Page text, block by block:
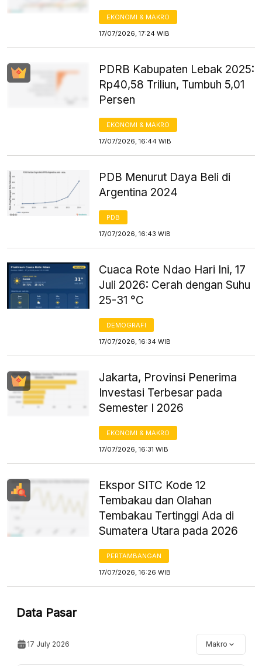
EKONOMI & MAKRO
17/07/2026, 17:24 WIB
PDRB Kabupaten Lebak 2025:
Rp40,58 Triliun, Tumbuh 5,01
Persen
EKONOMI & MAKRO
17/07/2026, 16:44 WIB
PDB Menurut Daya Beli di
Argentina 2024
PDB
17/07/2026, 16:43 WIB
Cuaca Rote Ndao Hari Ini, 17
Juli 2026: Cerah dengan Suhu
25-31 °C
DEMOGRAFI
17/07/2026, 16:34 WIB
Jakarta, Provinsi Penerima
Investasi Terbesar pada
Semester I 2026
EKONOMI & MAKRO
17/07/2026, 16:31 WIB
Ekspor SITC Kode 12
Tembakau dan Olahan
Tembakau Tertinggi Ada di
Sumatera Utara pada 2026
PERTAMBANGAN
17/07/2026, 16:26 WIB
Data Pasar
17 July 2026 Makro